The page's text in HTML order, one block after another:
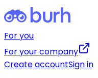
For you
For your company
Create accountSign in